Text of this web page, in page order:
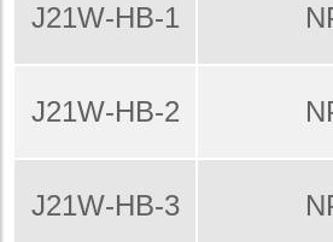
J21W-HB-1
J21W-HB-2
J21W-HB-3